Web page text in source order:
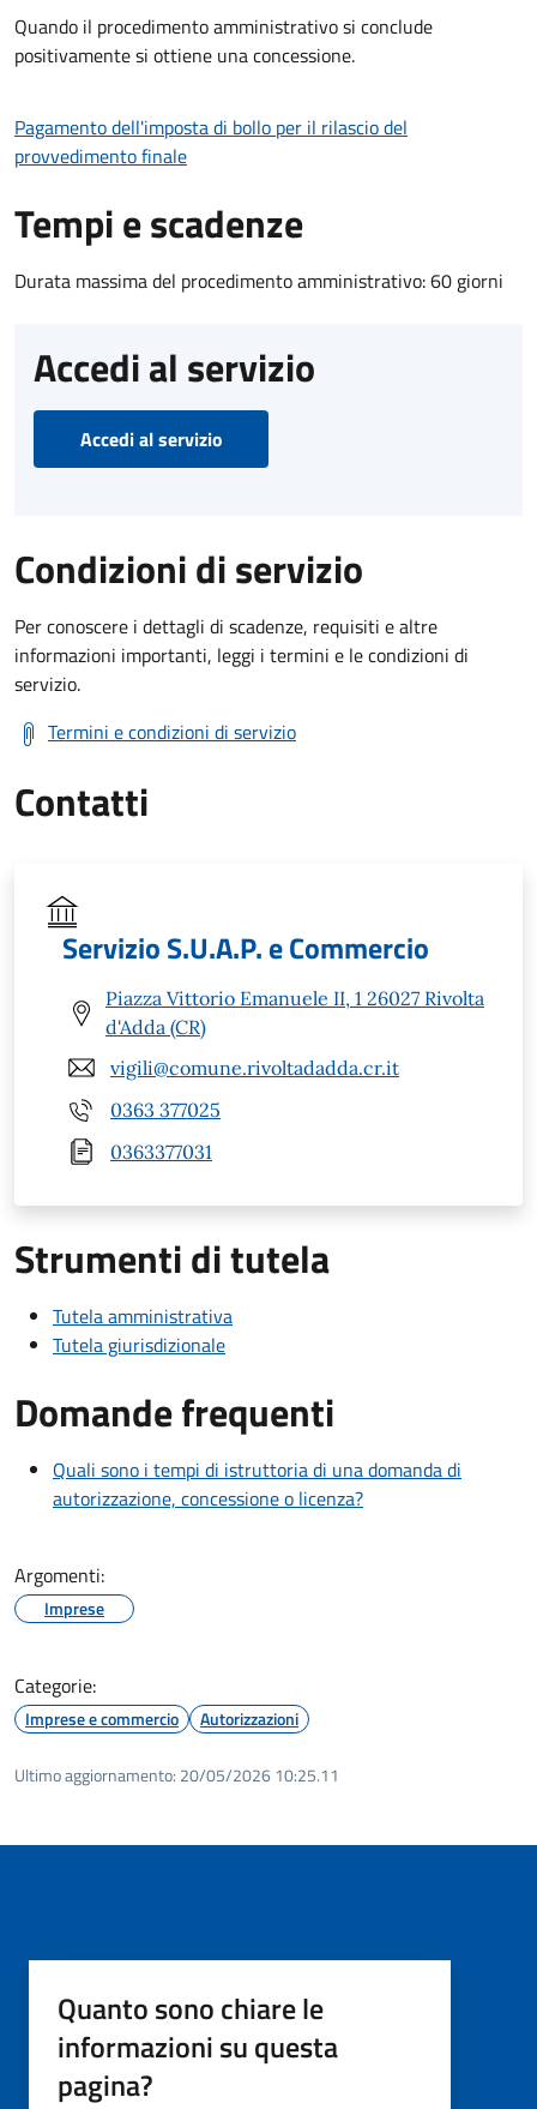
Quando il procedimento amministrativo si conclude
positivamente si ottiene una concessione.
Pagamento dell'imposta di bollo per il rilascio del
provvedimento finale
Tempi e scadenze
Durata massima del procedimento amministrativo: 60 giorni
Accedi al servizio
Accedi al servizio
Condizioni di servizio
Per conoscere i dettagli di scadenze, requisiti e altre
informazioni importanti, leggi i termini e le condizioni di
servizio.
Termini e condizioni di servizio
Contatti
Servizio S.U.A.P. e Commercio
Piazza Vittorio Emanuele II, 1 26027 Rivolta
d'Adda (CR)
vigili@comune.rivoltadadda.cr.it
0363 377025
0363377031
Strumenti di tutela
Tutela amministrativa
Tutela giurisdizionale
Domande frequenti
Quali sono i tempi di istruttoria di una domanda di
autorizzazione, concessione o licenza?
Argomenti:
Imprese
Categorie:
Imprese e commercio Autorizzazioni
Ultimo aggiornamento: 20/05/2026 10:25.11
Quanto sono chiare le
informazioni su questa
pagina?